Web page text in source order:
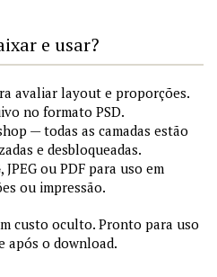
e usar?
avaliar layout e proporções.
no formato PSD.
— todas as camadas estão
e desbloqueadas.
JPEG ou PDF para uso em
ou impressão.
custo oculto. Pronto para uso
após o download.